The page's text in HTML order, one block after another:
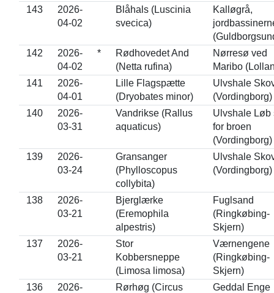
143
2026-
04-02
Blåhals (Luscinia
svecica)
Kalløgrå,
142
2026-
04-02
*
Rødhovedet And
(Netta rufina)
Nørresø ved
Maribo
141
2026-
04-01
Lille Flagspætte
(Dryobates minor)
Ulvshale
(Vordingborg)
140
2026-
03-31
Vandrikse (Rallus
aquaticus)
Ulvshale Løb
for broen
(Vordingborg)
139
2026-
03-24
Gransanger
(Phylloscopus
collybita)
Ulvshale
(Vordingborg)
138
2026-
03-21
Bjerglærke
(Eremophila
alpestris)
Fuglsand
(Ringkøbing-
Skjern)
137
2026-
03-21
Stor
Kobbersneppe
(Limosa limosa)
Værnengene
(Ringkøbing-
Skjern)
136
2026-
Rørhøg (Circus
Geddal Enge